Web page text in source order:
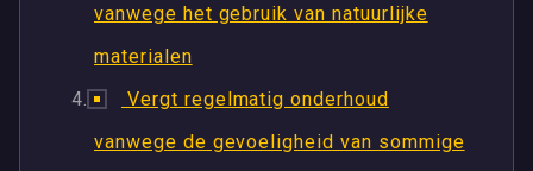
vanwege het gebruik van natuurlijke
materialen
Vergt regelmatig onderhoud
vanwege de gevoeligheid van sommige